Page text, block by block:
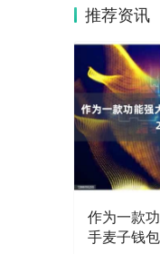
推荐资讯
作为一款
手麦子钱